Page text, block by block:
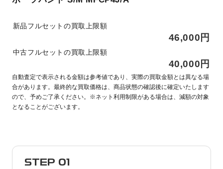
新品フルセットの買取上限額
46,000円
中古フルセットの買取上限額
40,000円
自動査定で表示される金額は参考値であり、実際の買取金額とは異なる場
合があります。最終的な買取価格は、商品状態の確認後に確定いたします
ので、予めご了承ください。※ネット利用制限がある場合は、減額の対象
となることがございます。
STEP 01